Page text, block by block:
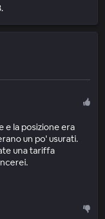
e la posizione era
un po' usurati.
una tariffa